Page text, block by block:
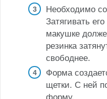
Необходимо
Затягивать
макушке
резинка
свободнее.
Форма
щетки. С ней